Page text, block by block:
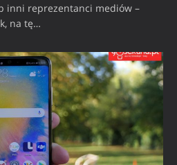
inni reprezentanci mediów –
na tę…